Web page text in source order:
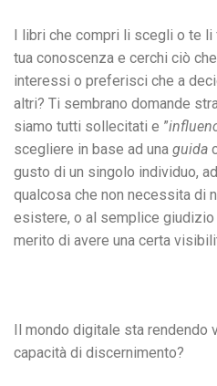
I libri che compri li scegli o te
tua conoscenza e cerchi ciò
interessi o preferisci che a
altri? Ti sembrano domande
siamo tutti sollecitati e ”
scegliere in base ad una guida
gusto di un singolo individuo,
qualcosa che non necessita di
esistere, o al semplice giudizio
merito di avere una certa
Il mondo digitale sta rendendo
capacità di discernimento?